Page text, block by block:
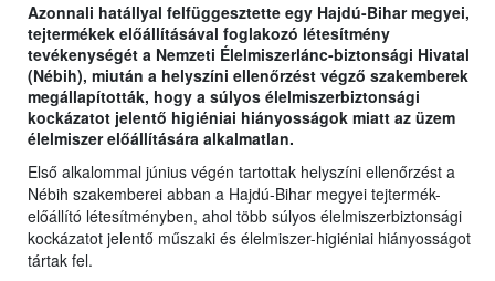
Azonnali hatállyal felfüggesztette egy Hajdú-Bihar megyei,
tejtermékek előállításával foglakozó létesítmény
tevékenységét a Nemzeti Élelmiszerlánc-biztonsági Hivatal
(Nébih), miután a helyszíni ellenőrzést végző szakemberek
megállapították, hogy a súlyos élelmiszerbiztonsági
kockázatot jelentő higiéniai hiányosságok miatt az üzem
élelmiszer előállítására alkalmatlan.
Első alkalommal június végén tartottak helyszíni ellenőrzést a
Nébih szakemberei abban a Hajdú-Bihar megyei tejtermék-
előállító létesítményben, ahol több súlyos élelmiszerbiztonsági
kockázatot jelentő műszaki és élelmiszer-higiéniai hiányosságot
tártak fel.